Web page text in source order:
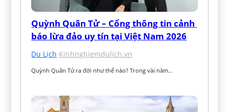
Quỳnh Quân Tử – Cổng thông tin cảnh
báo lừa đảo uy tín tại Việt Nam 2026
Du Lịch·Kinhnghiemdulich.vn
Quỳnh Quân Tử ra đời như thế nào? Trong vài năm…